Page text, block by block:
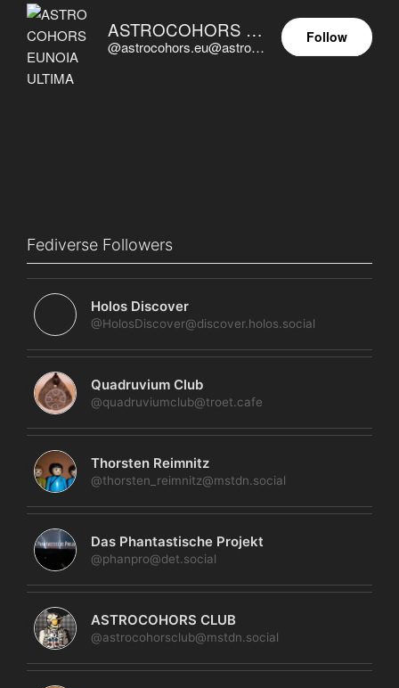
ASTROCOHORS EUNOIA ULTIMA
@astrocohors.eu@astrocohors.eu
Follow
Fediverse Followers
Holos Discover
@HolosDiscover@discover.holos.social
Quadruvium Club
@quadruviumclub@troet.cafe
Thorsten Reimnitz
@thorsten_reimnitz@mstdn.social
Das Phantastische Projekt
@phanpro@det.social
ASTROCOHORS CLUB
@astrocohorsclub@mstdn.social